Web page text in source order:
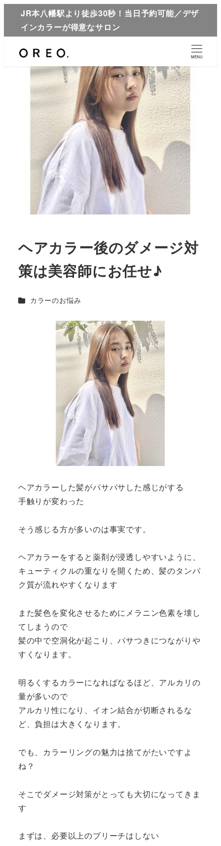
JR本八幡駅より徒歩30秒！当日予約可能／デザ
インカラーが得意なサロン
MENU
ヘアカラー後のダメージ対
策は美容師にお任せ♪
カテゴリー
カラーのお悩み
ヘアカラーした髪がパサパサした感じがする
手触りが変わった
そう感じる方が多いのは事実です。
ヘアカラーをすると薬剤が浸透しやすいように、
キューティクルの重なりを開くため、髪のタンパ
ク質が流れやすくなります
また髪色を変化させるためにメラニン色素を壊し
てしまうので
髪の中で空洞化が起こり、パサつきにつながりや
すくなります。
明るくするカラーになればなるほど、アルカリの
量が多いので
アルカリ性になり、イオン結合が切断されるな
ど、負担は大きくなります。
でも、カラーリングの魅力は捨てがたいですよ
ね？
そこでダメージ対策がとっても大切になってきま
す
まずは、必要以上のブリーチはしない